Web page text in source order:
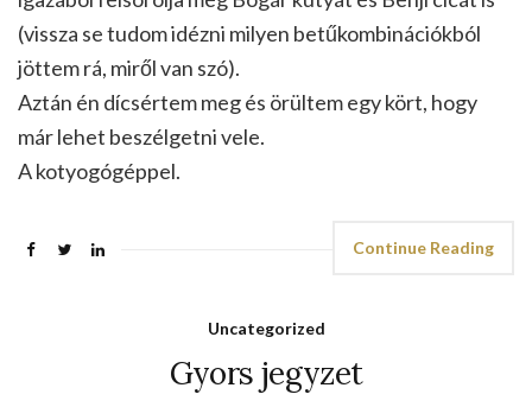
(vissza se tudom idézni milyen betűkombinációkból
jöttem rá, miről van szó).
Aztán én dícsértem meg és örültem egy kört, hogy
már lehet beszélgetni vele.
A kotyogógéppel.
Continue Reading
Uncategorized
Gyors jegyzet